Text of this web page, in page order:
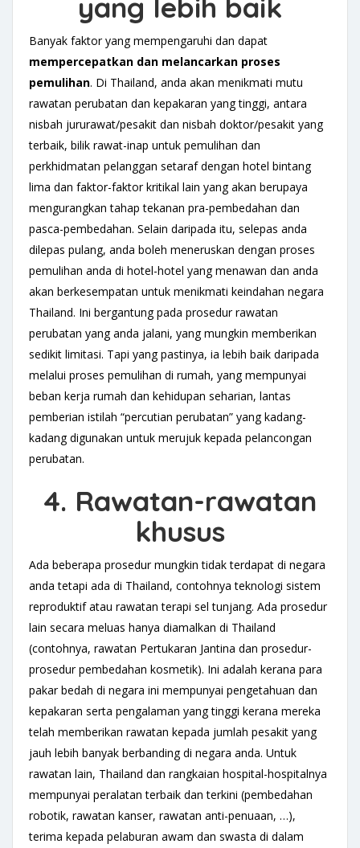
yang lebih baik
Banyak faktor yang mempengaruhi dan dapat
mempercepatkan dan melancarkan proses
pemulihan. Di Thailand, anda akan menikmati mutu
rawatan perubatan dan kepakaran yang tinggi, antara
nisbah jururawat/pesakit dan nisbah doktor/pesakit yang
terbaik, bilik rawat-inap untuk pemulihan dan
perkhidmatan pelanggan setaraf dengan hotel bintang
lima dan faktor-faktor kritikal lain yang akan berupaya
mengurangkan tahap tekanan pra-pembedahan dan
pasca-pembedahan. Selain daripada itu, selepas anda
dilepas pulang, anda boleh meneruskan dengan proses
pemulihan anda di hotel-hotel yang menawan dan anda
akan berkesempatan untuk menikmati keindahan negara
Thailand. Ini bergantung pada prosedur rawatan
perubatan yang anda jalani, yang mungkin memberikan
sedikit limitasi. Tapi yang pastinya, ia lebih baik daripada
melalui proses pemulihan di rumah, yang mempunyai
beban kerja rumah dan kehidupan seharian, lantas
pemberian istilah “percutian perubatan” yang kadang-
kadang digunakan untuk merujuk kepada pelancongan
perubatan.
4. Rawatan-rawatan
khusus
Ada beberapa prosedur mungkin tidak terdapat di negara
anda tetapi ada di Thailand, contohnya teknologi sistem
reproduktif atau rawatan terapi sel tunjang. Ada prosedur
lain secara meluas hanya diamalkan di Thailand
(contohnya, rawatan Pertukaran Jantina dan prosedur-
prosedur pembedahan kosmetik). Ini adalah kerana para
pakar bedah di negara ini mempunyai pengetahuan dan
kepakaran serta pengalaman yang tinggi kerana mereka
telah memberikan rawatan kepada jumlah pesakit yang
jauh lebih banyak berbanding di negara anda. Untuk
rawatan lain, Thailand dan rangkaian hospital-hospitalnya
mempunyai peralatan terbaik dan terkini (pembedahan
robotik, rawatan kanser, rawatan anti-penuaan, …),
terima kepada pelaburan awam dan swasta di dalam